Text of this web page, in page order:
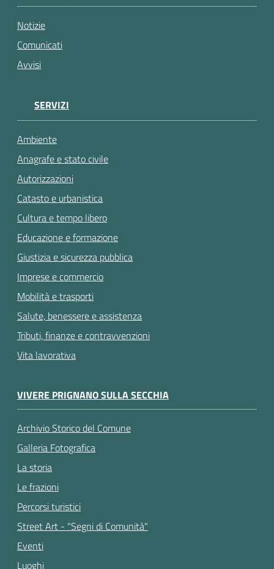
Tutti
gli
argomenti...
Notizie
Comunicati
Avvisi
SERVIZI
Ambiente
Anagrafe e stato civile
Autorizzazioni
Catasto e urbanistica
Cultura e tempo libero
Educazione e formazione
Giustizia e sicurezza pubblica
Imprese e commercio
Mobilità e trasporti
Salute, benessere e assistenza
Tributi, finanze e contravvenzioni
Vita lavorativa
VIVERE PRIGNANO SULLA SECCHIA
Archivio Storico del Comune
Galleria Fotografica
La storia
Le frazioni
Percorsi turistici
Street Art - "Segni di Comunità"
Eventi
Luoghi